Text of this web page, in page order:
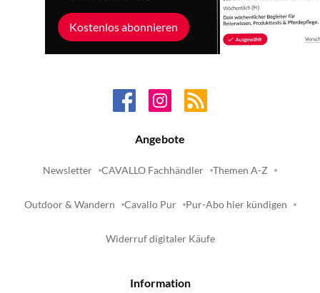
Kostenlos abonnieren
Angebote
Newsletter CAVALLO Fachhändler Themen A-Z
Outdoor & Wandern Cavallo Pur Pur-Abo hier kündigen
Widerruf digitaler Käufe
Information